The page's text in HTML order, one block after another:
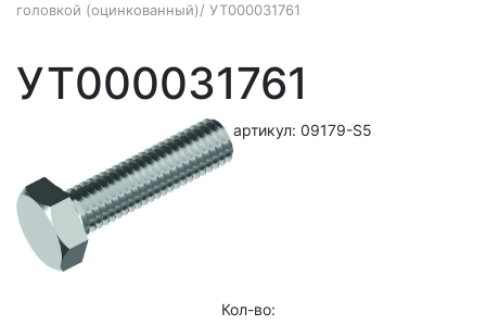
головкой (оцинкованный)/ УТ000031761
УТ000031761
артикул: 09179-S5
Кол-во: